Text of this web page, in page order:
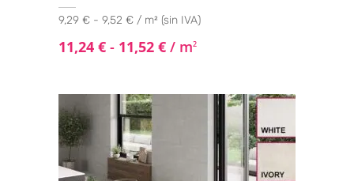
9,29 € - 9,52 € / m² (sin IVA)
11,24 € - 11,52 € / m2